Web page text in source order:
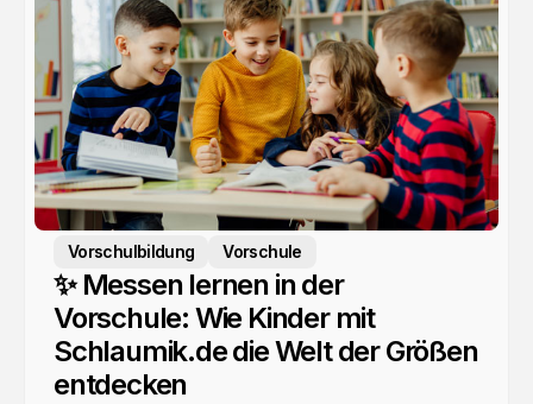
Vorschulbildung Vorschule
✨ Messen lernen in der
Vorschule: Wie Kinder mit
Schlaumik.de die Welt der Größen
entdecken